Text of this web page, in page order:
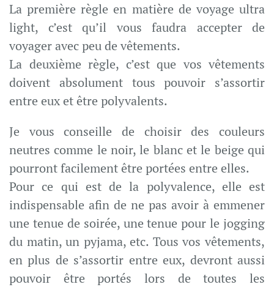
La première règle en matière de voyage ultra
light, c’est qu’il vous faudra accepter de
voyager avec peu de vêtements.
La deuxième règle, c’est que vos vêtements
doivent absolument tous pouvoir s’assortir
entre eux et être polyvalents.
Je vous conseille de choisir des couleurs
neutres comme le noir, le blanc et le beige qui
pourront facilement être portées entre elles.
Pour ce qui est de la polyvalence, elle est
indispensable afin de ne pas avoir à emmener
une tenue de soirée, une tenue pour le jogging
du matin, un pyjama, etc. Tous vos vêtements,
en plus de s’assortir entre eux, devront aussi
pouvoir être portés lors de toutes les